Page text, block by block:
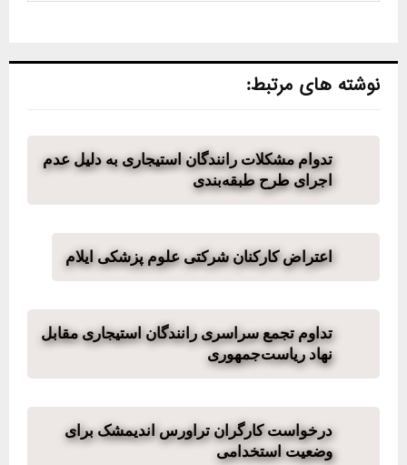
نوشته های مرتبط:
تدوام مشکلات رانندگان استیجاری به دلیل عدم
اجرای طرح طبقه‌بندی
اعتراض کارکنان شرکتی علوم پزشکی ایلام
تداوم تجمع سراسری رانندگان استیجاری مقابل
نهاد ریاست‌جمهوری
درخواست کارگران تراورس اندیمشک برای
وضعیت استخدامی